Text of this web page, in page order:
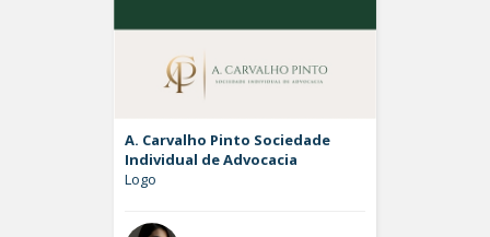
A. Carvalho Pinto Sociedade
Individual de Advocacia
Logo